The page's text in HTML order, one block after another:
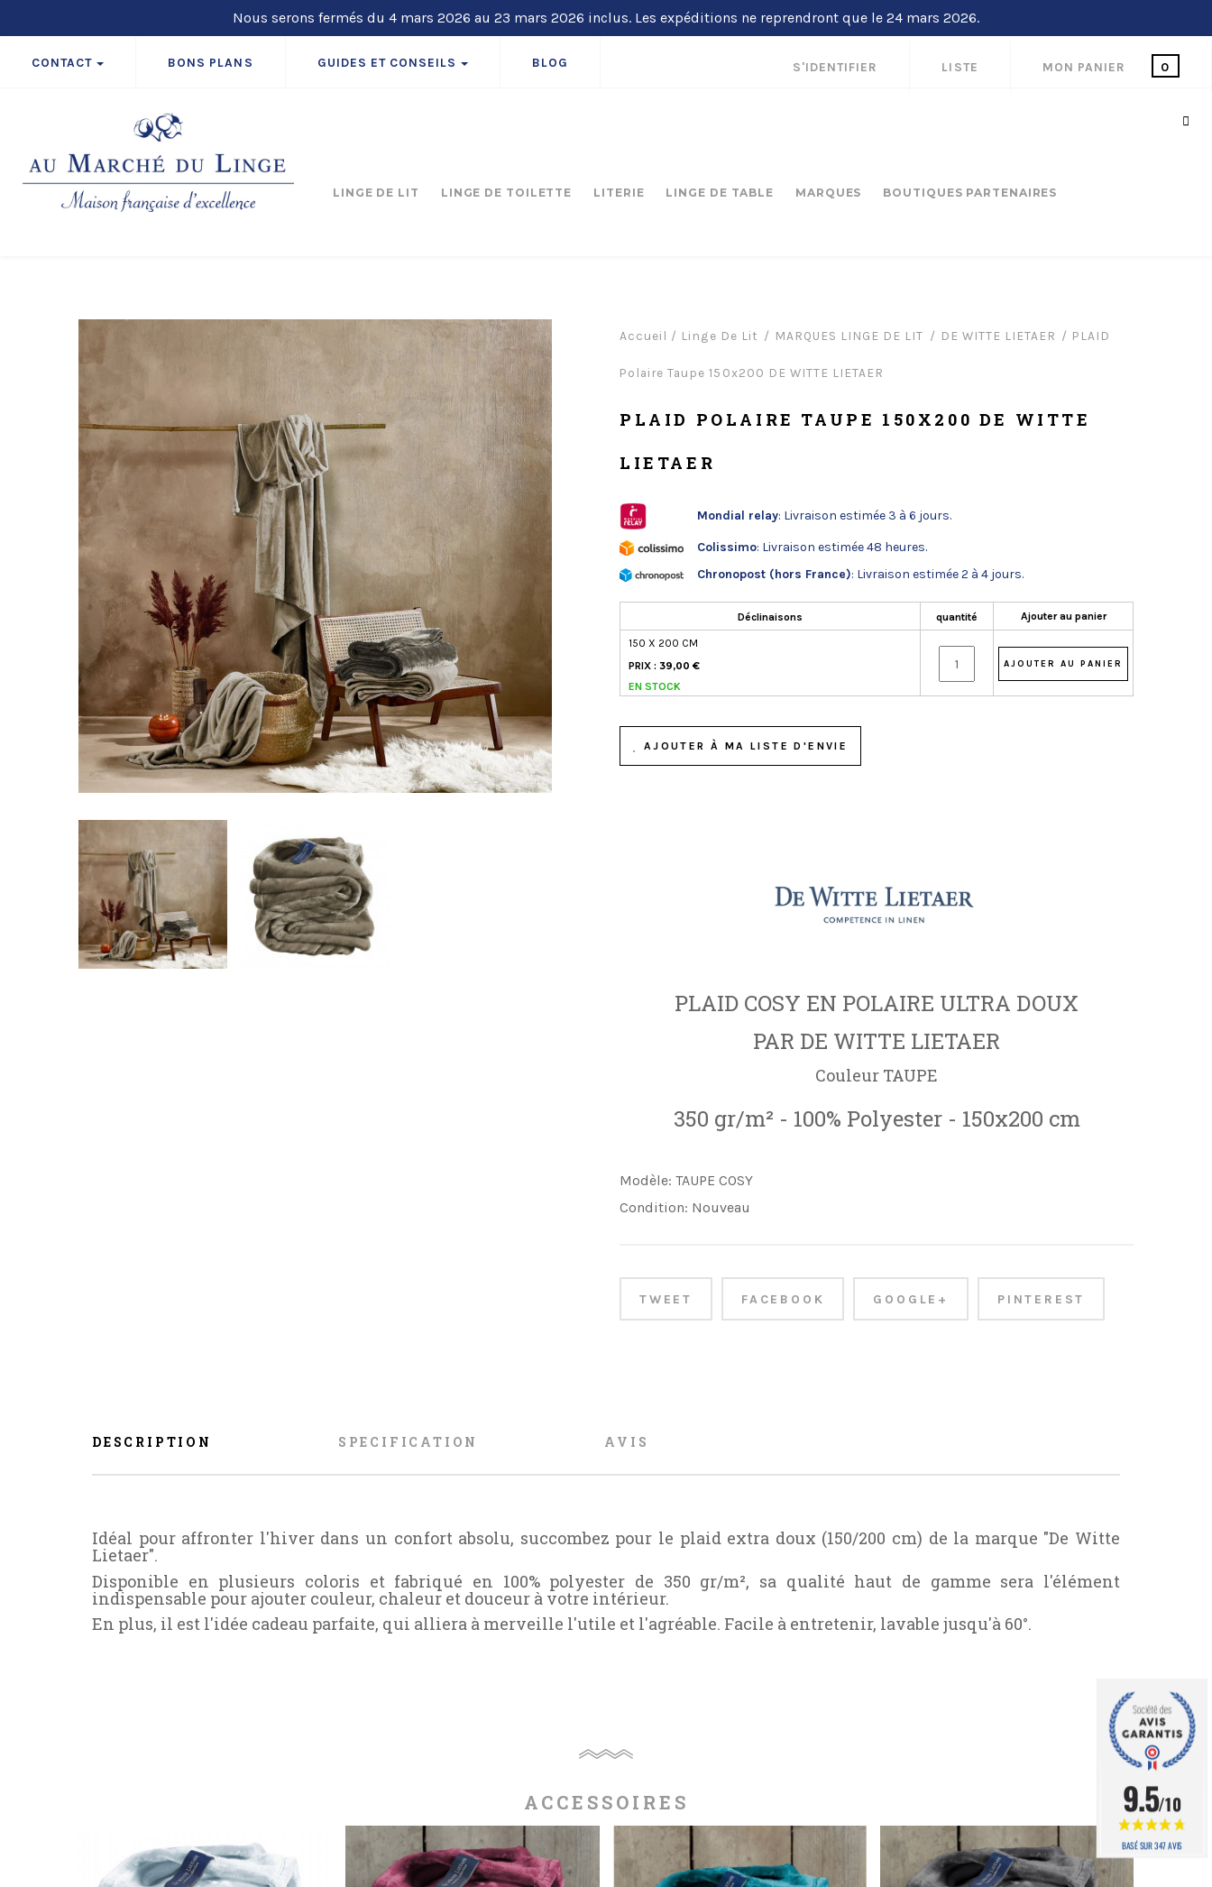
Nous serons fermés du 4 mars 2026 au 23 mars 2026 inclus. Les expéditions ne reprendront que le 24 mars 2026.
CONTACT BONS PLANS GUIDES ET CONSEILS BLOG MON PANIER 0
LISTE
S'IDENTIFIER
LINGE DE LIT LINGE DE TOILETTE LITERIE LINGE DE TABLE MARQUES BOUTIQUES PARTENAIRES
Accueil / Linge De Lit MARQUES LINGE DE LIT DE WITTE LIETAER PLAID
Polaire Taupe 150x200 DE WITTE LIETAER
PLAID POLAIRE TAUPE 150X200 DE WITTE
LIETAER
Mondial relay: Livraison estimée 3 à 6 jours.
Colissimo: Livraison estimée 48 heures.
Chronopost (hors France): Livraison estimée 2 à 4 jours.
Déclinaisons quantité Ajouter au panier
150 X 200 CM
PRIX : 39,00 €
EN STOCK
AJOUTER À MA LISTE D'ENVIE
PLAID COSY EN POLAIRE ULTRA DOUX
PAR DE WITTE LIETAER
Couleur TAUPE
350 gr/m² - 100% Polyester - 150x200 cm
Modèle: TAUPE COSY
Condition: Nouveau
TWEET FACEBOOK GOOGLE+ PINTEREST
DESCRIPTION SPECIFICATION AVIS
Idéal pour affronter l'hiver dans un confort absolu, succombez pour le plaid extra doux (150/200 cm) de la marque "De Witte
Lietaer".
Disponible en plusieurs coloris et fabriqué en 100% polyester de 350 gr/m², sa qualité haut de gamme sera l'élément
indispensable pour ajouter couleur, chaleur et douceur à votre intérieur.
En plus, il est l'idée cadeau parfaite, qui alliera à merveille l'utile et l'agréable. Facile à entretenir, lavable jusqu'à 60°.
ACCESSOIRES 9.5/10
BASÉ SUR 347 AVIS